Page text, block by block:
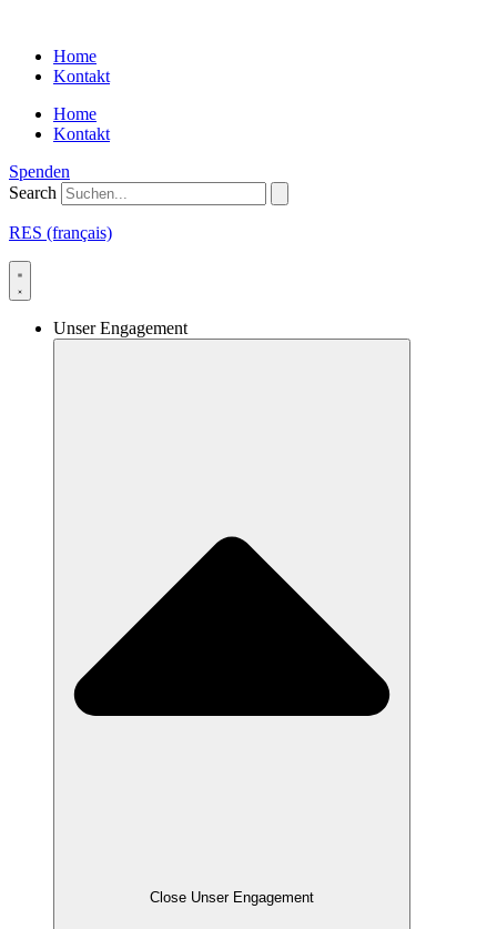
contentHome
Kontakt
Home
Kontakt
Spenden
Search
RES (français)
Unser Engagement
Close Unser Engagement